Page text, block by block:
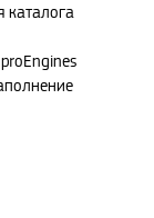
каталога